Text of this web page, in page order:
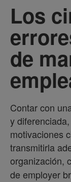
Los
de
Contar con
y
motivaciones
transmitirla
organización,
de employer